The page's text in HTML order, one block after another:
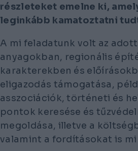
részleteket emelne ki,
leginkább kamatoztatni
A mi feladatunk volt az
anyagokban, regionális
karakterekben és
eligazodás támogatása,
asszociációk, történeti és
pontok keresése és
megoldása, illetve a
valamint a fordításokat is